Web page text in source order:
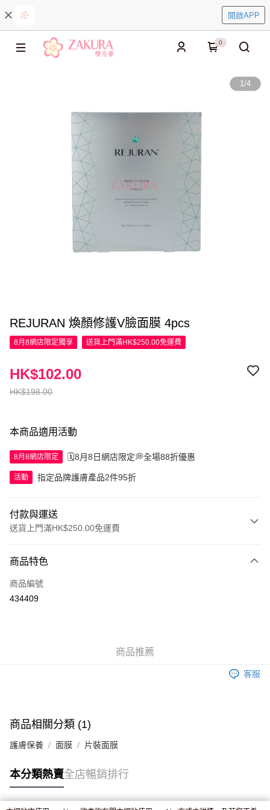
開啟APP
0
1/4
REJURAN 煥顏修護V臉面膜 4pcs
8月8網店限定獨享 送貨上門滿HK$250.00免運費
HK$198.00
HK$102.00
本商品適用活動
8月8網店限定 🗓️8月8日網店限定💭全場88折優惠
活動 指定品牌護膚產品2件95折
付款與運送
送貨上門滿HK$250.00免運費
信用卡
Apple Pay
付款後門市自取，訂單確認後2-4個工作天到店，7天內取。逾期後
商品特色
商品編號
434409
商品推薦
客服
商品相關分類 (1)
護膚保養 面膜 片裝面膜
本分類熱賣全店暢銷排行